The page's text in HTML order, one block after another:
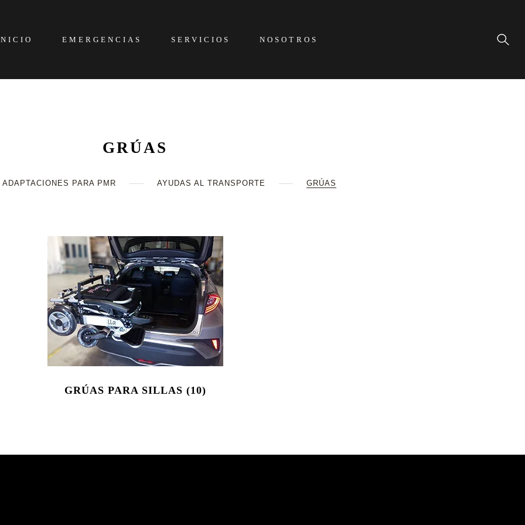
EMERGENCIAS SERVICIOS NOSOTROS
ADAPTACIONES PARA PMR AYUDAS AL TRANSPORTE GRÚAS
GRÚAS
GRÚAS PARA SILLAS(10)